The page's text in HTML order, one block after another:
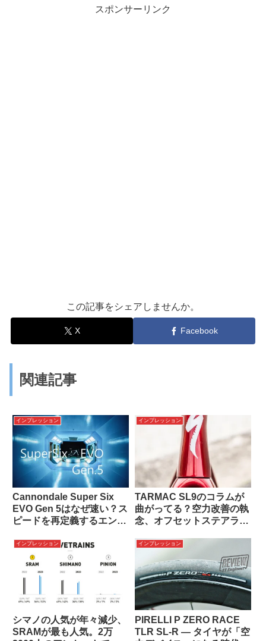
スポンサーリンク
この記事をシェアしませんか。
X Facebook
関連記事
インプレッション
Cannondale Super Six
EVO Gen 5はなぜ速い？ス
ピードを再定義するエンジ
インプレッション
TARMAC SL9のコラムが
曲がってる？空力改善の執
念、オフセットステアラー
インプレッション
シマノの人気が年々減少、
SRAMが最も人気。2万
インプレッション
PIRELLI P ZERO RACE
TLR SL-R ― タイヤが「空